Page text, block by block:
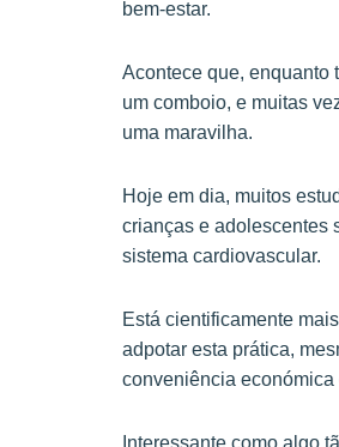
bem-estar.
Acontece que, enquanto
um comboio, e muitas
uma maravilha.
Hoje em dia, muitos
crianças e adolescentes
sistema cardiovascular.
Está cientificamente
adpotar esta prática,
conveniência económica
Interessante como algo